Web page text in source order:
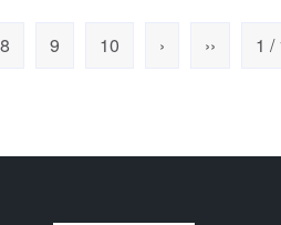
8 9 10 › ›› 1 /